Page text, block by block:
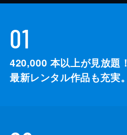
01
420,000 本以上が見放題！
最新レンタル作品も充実。